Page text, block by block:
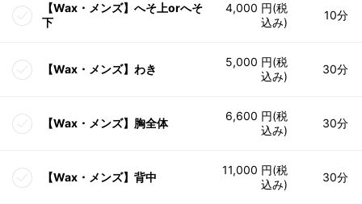
【Wax・メンズ】へそ上orへそ
下
4,000 円(税
込み)
10分
【Wax・メンズ】わき
5,000 円(税
込み)
30分
【Wax・メンズ】胸全体
6,600 円(税
込み)
30分
【Wax・メンズ】背中
11,000 円(税
込み)
30分